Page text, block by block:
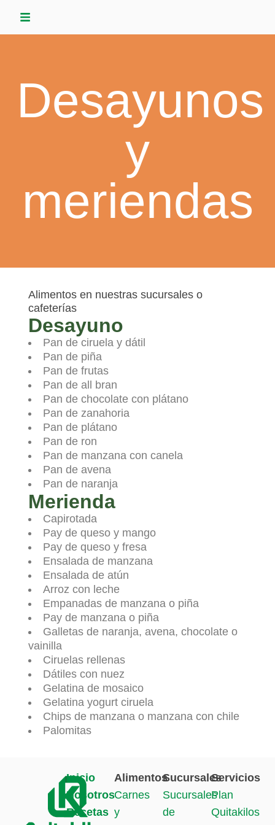
Saltar
Desayunos
y
meriendas
Alimentos en nuestras sucursales o
cafeterías
Desayuno
Pan de ciruela y dátil
Pan de piña
Pan de frutas
Pan de all bran
Pan de chocolate con plátano
Pan de zanahoria
Pan de plátano
Pan de ron
Pan de manzana con canela
Pan de avena
Pan de naranja
Merienda
Capirotada
Pay de queso y mango
Pay de queso y fresa
Ensalada de manzana
Ensalada de atún
Arroz con leche
Empanadas de manzana o piña
Pay de manzana o piña
Galletas de naranja, avena, chocolate o
vainilla
Ciruelas rellenas
Dátiles con nuez
Gelatina de mosaico
Gelatina yogurt ciruela
Chips de manzana o manzana con chile
Palomitas
Inicio
Nosotros
Recetas
Alimentos
Carnes
y
Sucursales
Sucursales
de
Servicios
Plan
Quitakilos